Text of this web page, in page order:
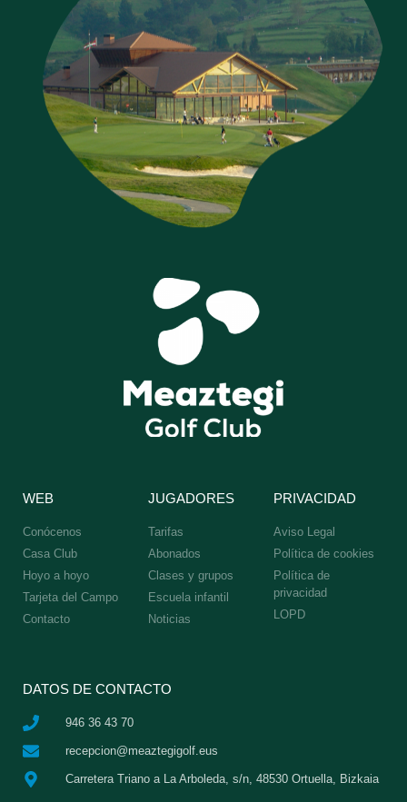
WEB
Conócenos
Casa Club
Hoyo a hoyo
Tarjeta del Campo
Contacto
JUGADORES
Tarifas
Abonados
Clases y grupos
Escuela infantil
Noticias
PRIVACIDAD
Aviso Legal
Política de cookies
Política de
privacidad
LOPD
DATOS DE CONTACTO
946 36 43 70
recepcion@meaztegigolf.eus
Carretera Triano a La Arboleda, s/n, 48530 Ortuella, Bizkaia